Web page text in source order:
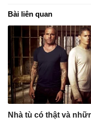
Bài liên quan
Nhà tù có thật và